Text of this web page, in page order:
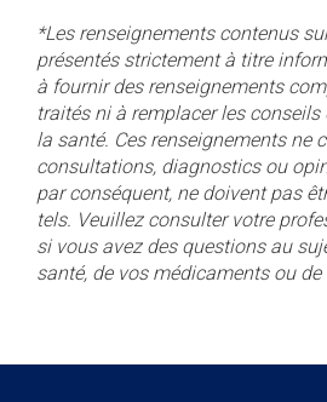
*Les renseignements contenus
présentés strictement à titre
à fournir des renseignements
traités ni à remplacer les conseils
la santé. Ces renseignements ne
consultations, diagnostics ou
par conséquent, ne doivent pas
tels. Veuillez consulter votre
si vous avez des questions au
santé, de vos médicaments ou